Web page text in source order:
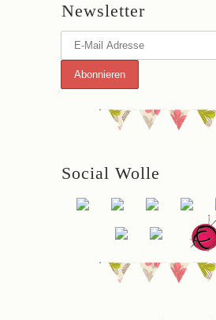
Newsletter
Social Wolle